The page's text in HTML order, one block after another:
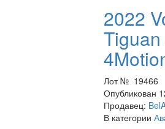
2022
Лот № 19466
Опубликован
Продавец:
В категории